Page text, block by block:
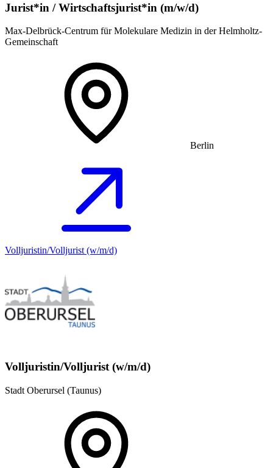
Jurist*in / Wirtschafts­jurist*in (m/w/d)
Max-Delbrück-Centrum für Molekulare Medizin in der Helmholtz-
Gemeinschaft
Berlin
Volljuristin/Volljurist (w/m/d)
Volljuristin/Volljurist (w/m/d)
Stadt Oberursel (Taunus)